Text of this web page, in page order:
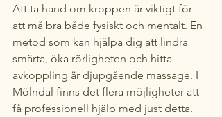
Att ta hand om kroppen är viktigt för
att må bra både fysiskt och mentalt. En
metod som kan hjälpa dig att lindra
smärta, öka rörligheten och hitta
avkoppling är djupgående massage. I
Mölndal finns det flera möjligheter att
få professionell hjälp med just detta.